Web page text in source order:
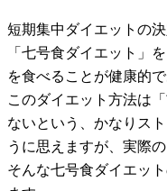
短期集中ダイエットの決
「七号食ダイエット」
を食べることが健康的
このダイエット方法は
ないという、かなりス
うに思えますが、実際
そんな七号食ダイエッ